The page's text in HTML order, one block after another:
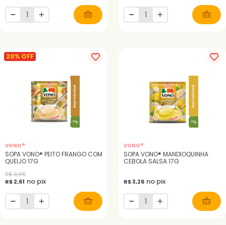
20% OFF
VONO®
SOPA VONO® PEITO FRANGO COM
QUEIJO 17G
R$ 3,36
R$ 2,61 no pix
VONO®
SOPA VONO® MANDIOQUINHA
CEBOLA SALSA 17G
R$ 3,26 no pix